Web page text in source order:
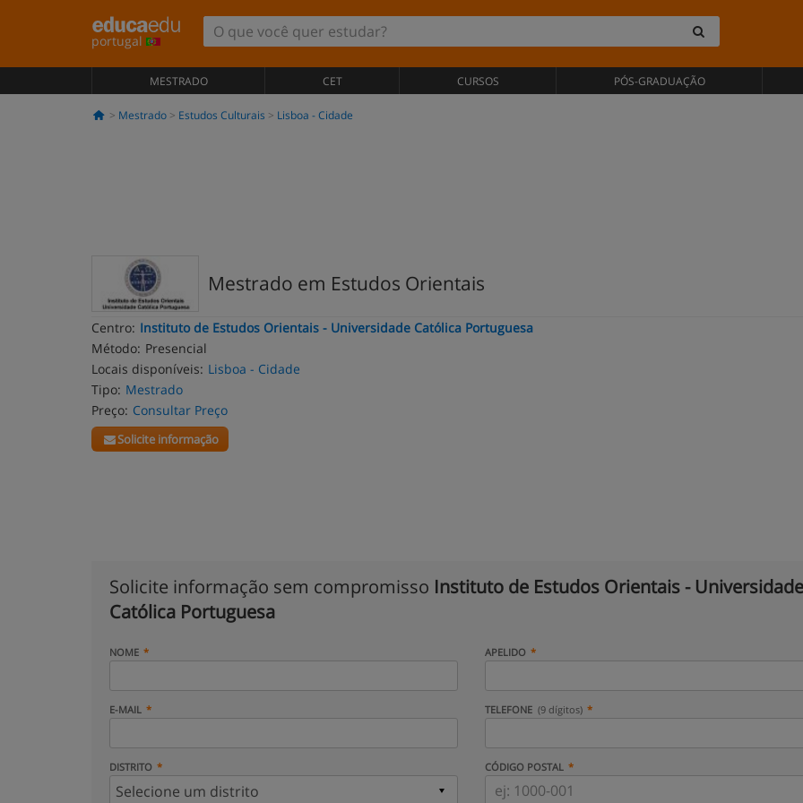
portugal
MESTRADO CET CURSOS PÓS-GRADUAÇÃO
Mestrado Estudos Culturais Lisboa - Cidade
Mestrado em Estudos Orientais
Centro: Instituto de Estudos Orientais - Universidade Católica Portuguesa
Método: Presencial
Locais disponíveis: Lisboa - Cidade
Tipo: Mestrado
Preço: Consultar Preço
Solicite informação
Solicite informação sem compromisso Instituto de Estudos Orientais - Universidade
Católica Portuguesa
NOME APELIDO
E-MAIL TELEFONE (9 dígitos)
DISTRITO CÓDIGO POSTAL